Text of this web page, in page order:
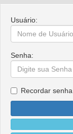
Usuário:
Senha:
Recordar senha